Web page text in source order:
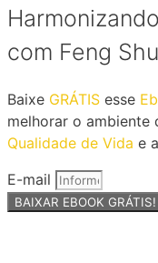
com Feng
Baixe GRÁTIS esse
melhorar o ambiente
Qualidade de Vida e
E-mail
BAIXAR EBOOK GRÁTIS!